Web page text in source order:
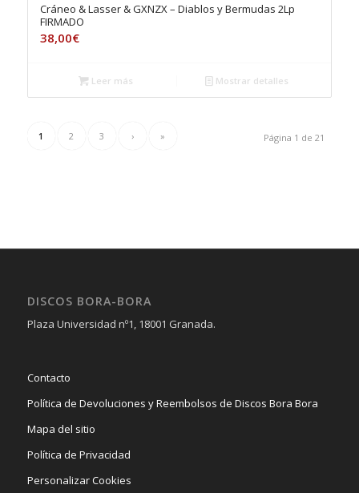
Cráneo & Lasser & GXNZX – Diablos y Bermudas 2Lp
FIRMADO
38,00€
Leer más Mostrar detalles
Página 1 de 21
1 2 3 › »
DISCOS BORA-BORA
Plaza Universidad nº1, 18001 Granada.
Contacto
Política de Devoluciones y Reembolsos de Discos Bora Bora
Mapa del sitio
Política de Privacidad
Personalizar Cookies